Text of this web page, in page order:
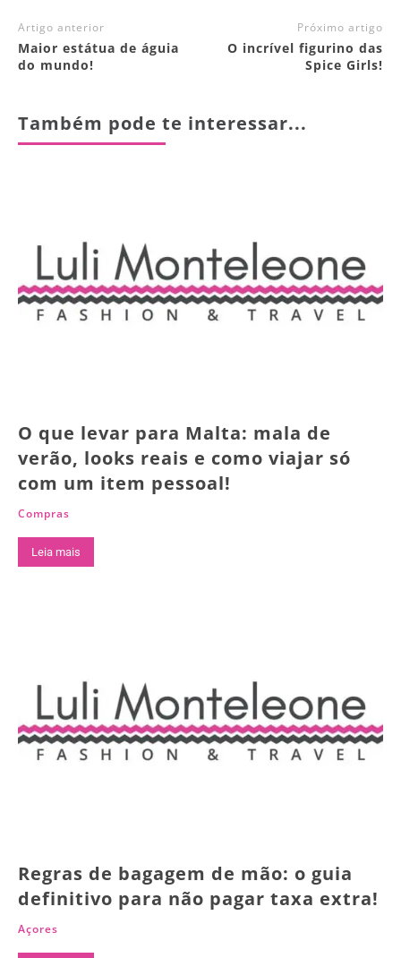
Artigo anterior
Maior estátua de águia
do mundo!
Próximo artigo
O incrível figurino das
Spice Girls!
Também pode te interessar...
O que levar para Malta: mala de
verão, looks reais e como viajar só
com um item pessoal!
Compras
Leia mais
Regras de bagagem de mão: o guia
definitivo para não pagar taxa extra!
Açores